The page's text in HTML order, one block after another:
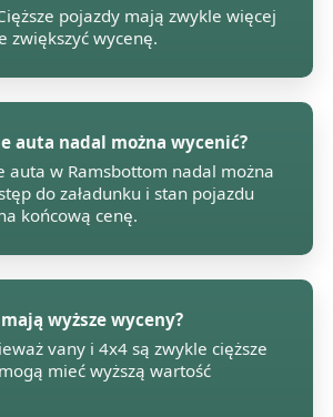
pojazdy mają zwykle więcej
zwiększyć wycenę.
auta nadal można wycenić?
auta w Ramsbottom nadal można
do załadunku i stan pojazdu
końcową cenę.
wyższe wyceny?
vany i 4x4 są zwykle cięższe
mieć wyższą wartość